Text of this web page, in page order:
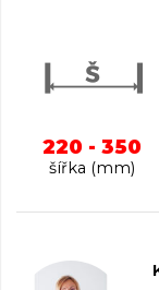
220 - 350
šířka (mm)